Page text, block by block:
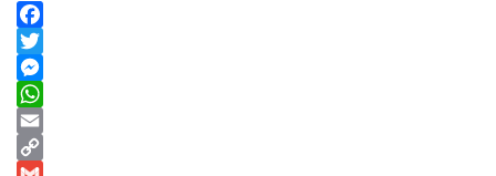
Facebook
Twitter
Messenger
WhatsApp
Email